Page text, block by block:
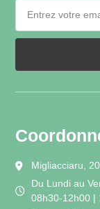
Migliacciaru,
Du Lundi au
08h30-12h00 |